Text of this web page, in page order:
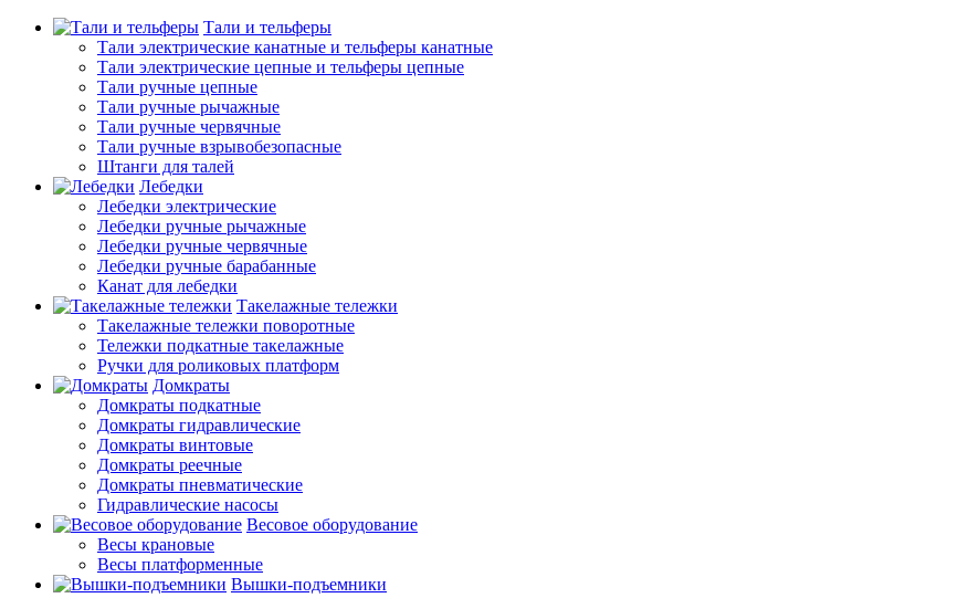
Тали и тельферы
Тали электрические канатные и тельферы канатные
Тали электрические цепные и тельферы цепные
Тали ручные цепные
Тали ручные рычажные
Тали ручные червячные
Тали ручные взрывобезопасные
Штанги для талей
Лебедки
Лебедки электрические
Лебедки ручные рычажные
Лебедки ручные червячные
Лебедки ручные барабанные
Канат для лебедки
Такелажные тележки
Такелажные тележки поворотные
Тележки подкатные такелажные
Ручки для роликовых платформ
Домкраты
Домкраты подкатные
Домкраты гидравлические
Домкраты винтовые
Домкраты реечные
Домкраты пневматические
Гидравлические насосы
Весовое оборудование
Весы крановые
Весы платформенные
Вышки-подъемники